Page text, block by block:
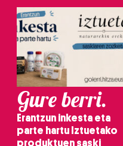
Gure berri.
Erantzun inkesta eta
parte hartu Iztuetako
produktuen saski